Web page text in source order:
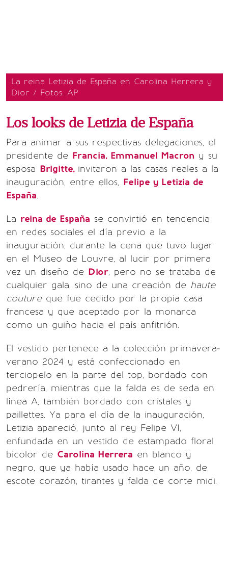
La reina Letizia de España en Carolina Herrera y
Dior / Fotos: AP
Los looks de Letizia de España
Para animar a sus respectivas delegaciones, el
presidente de Francia, Emmanuel Macron y su
esposa Brigitte, invitaron a las casas reales a la
inauguración, entre ellos, Felipe y Letizia de
España.
La reina de España se convirtió en tendencia
en redes sociales el día previo a la
inauguración, durante la cena que tuvo lugar
en el Museo de Louvre, al lucir por primera
vez un diseño de Dior, pero no se trataba de
cualquier gala, sino de una creación de haute
coutureque fue cedido por la propia casa
francesa y que aceptado por la monarca
como un guiño hacia el país anfitrión.
El vestido pertenece a la colección primavera-
verano 2024 y está confeccionado en
terciopelo en la parte del top, bordado con
pedrería, mientras que la falda es de seda en
línea A, también bordado con cristales y
paillettes. Ya para el día de la inauguración,
Letizia apareció, junto al rey Felipe VI,
enfundada en un vestido de estampado floral
bicolor de Carolina Herrera en blanco y
negro, que ya había usado hace un año, de
escote corazón, tirantes y falda de corte midi.